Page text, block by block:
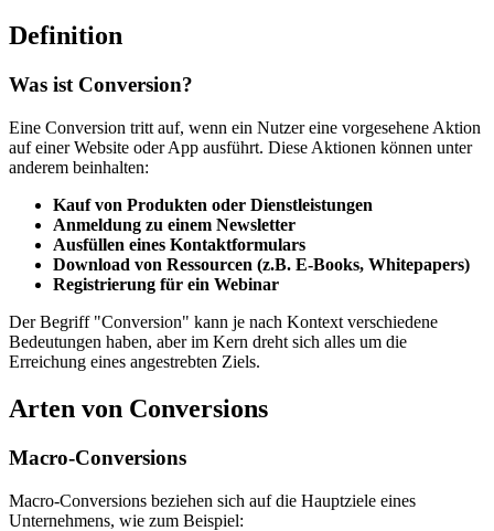
Definition
Was ist Conversion?
Eine Conversion tritt auf, wenn ein Nutzer eine vorgesehene Aktion
auf einer Website oder App ausführt. Diese Aktionen können unter
anderem beinhalten:
Kauf von Produkten oder Dienstleistungen
Anmeldung zu einem Newsletter
Ausfüllen eines Kontaktformulars
Download von Ressourcen (z.B. E-Books, Whitepapers)
Registrierung für ein Webinar
Der Begriff "Conversion" kann je nach Kontext verschiedene
Bedeutungen haben, aber im Kern dreht sich alles um die
Erreichung eines angestrebten Ziels.
Arten von Conversions
Macro-Conversions
Macro-Conversions beziehen sich auf die Hauptziele eines
Unternehmens, wie zum Beispiel: